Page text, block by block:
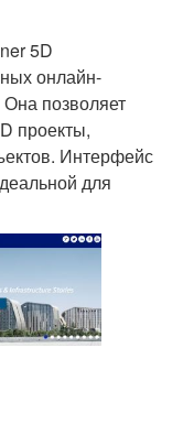
5D
онлайн-
позволяет
проекты,
Интерфейс
для